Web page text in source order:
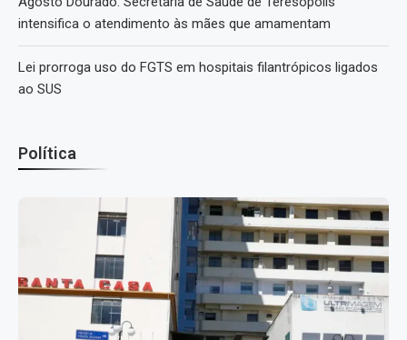
intensifica o atendimento às mães que amamentam
Lei prorroga uso do FGTS em hospitais filantrópicos ligados
ao SUS
Política